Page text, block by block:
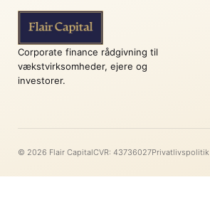
Corporate finance rådgivning til
vækstvirksomheder, ejere og
investorer.
© 2026 Flair CapitalCVR: 43736027Privatlivspolitik